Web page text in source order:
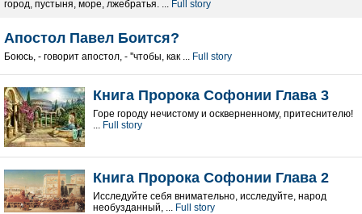
город, пустыня, море, лжебратья. ... Full story
Апостол Павел Боится?
Боюсь, - говорит апостол, - ''чтобы, как ... Full story
Книга Пророка Софонии Глава 3
Горе городу нечистому и оскверненному, притеснителю!
... Full story
Книга Пророка Софонии Глава 2
Исследуйте себя внимательно, исследуйте, народ
необузданный, ... Full story